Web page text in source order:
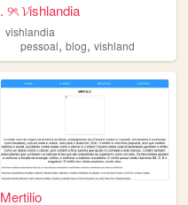
. ୨ৎ 𝓥ishlandia
vishlandia
pessoal,blog,vishland
Mertilio